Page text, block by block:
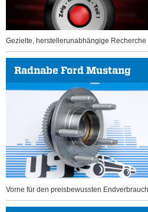
Gezielte, herstellerunabhängige
Radnabe Ford Mustang
Vorne für den preisbewussten